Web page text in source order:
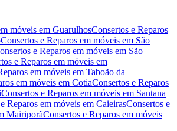
móveis em GuarulhosConsertos e Reparos
Consertos e Reparos em móveis em São
e Reparos em móveis em São
e Reparos em móveis em
em móveis em Taboão da
em móveis em CotiaConsertos e Reparos
Consertos e Reparos em móveis em Santana
Reparos em móveis em CaieirasConsertos e
MairiporãConsertos e Reparos em móveis